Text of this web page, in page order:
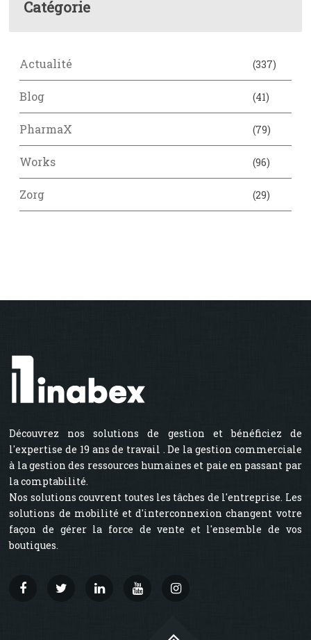
Catégorie
Actualité (337)
Blog (41)
PharmaX (79)
Works (96)
Zorg (29)
Découvrez nos solutions de gestion et bénéficiez de
l'expertise de 19 ans de travail . De la gestion commerciale
à la gestion des ressources humaines et paie en passant par
la comptabilité.
Nos solutions couvrent toutes les tâches de l'entreprise. Les
solutions de mobilité et d'interconnexion changent votre
façon de gérer la force de vente et l'ensemble de vos
boutiques.